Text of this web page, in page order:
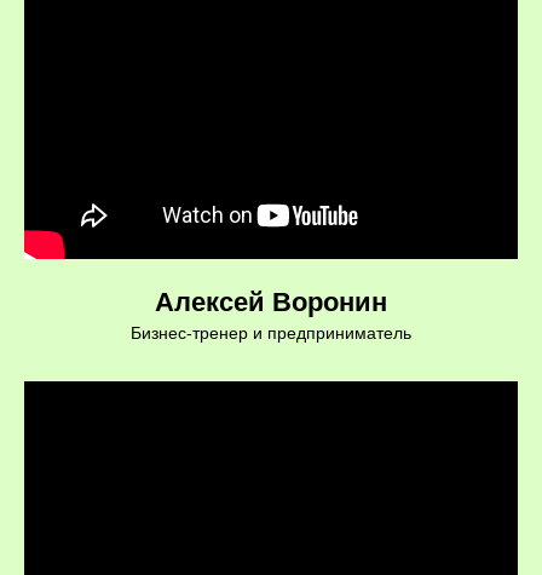
Алексей Воронин
Бизнес-тренер и предприниматель